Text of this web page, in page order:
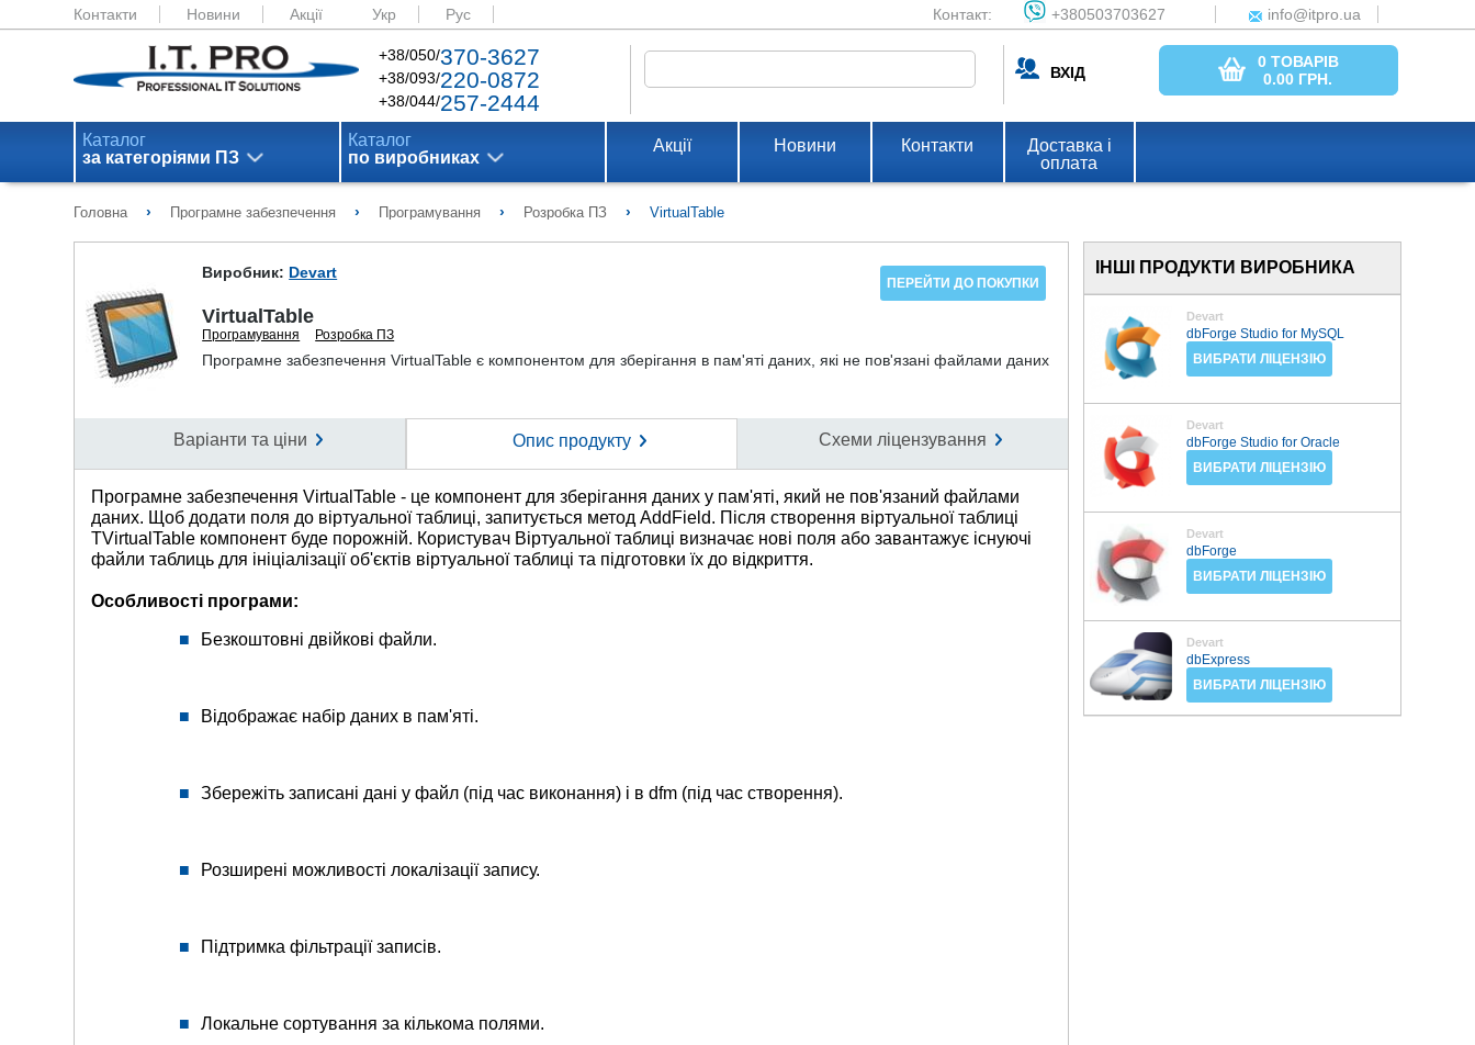
Контакти Новини Акції Укр Рус Контакт: +380503703627 info@itpro.ua
+38/050/370-3627
+38/093/220-0872
+38/044/257-2444
ВХІД
0 ТОВАРІВ
0.00 ГРН.
Каталог
за категоріями ПЗ
Каталог
по виробниках
Акції Новини Контакти
Доставка і
оплата
Головна › Програмне забезпечення › Програмування › Розробка ПЗ › VirtualTable
Виробник: Devart
ПЕРЕЙТИ ДО ПОКУПКИ
VirtualTable
Програмування Розробка ПЗ
Програмне забезпечення VirtualTable є компонентом для зберігання в пам'яті даних, які не пов'язані файлами даних
Варіанти та ціни Опис продукту Схеми ліцензування
Програмне забезпечення VirtualTable - це компонент для зберігання даних у пам'яті, який не пов'язаний файлами
даних. Щоб додати поля до віртуальної таблиці, запитується метод AddField. Після створення віртуальної таблиці
TVirtualTable компонент буде порожній. Користувач Віртуальної таблиці визначає нові поля або завантажує існуючі
файли таблиць для ініціалізації об'єктів віртуальної таблиці та підготовки їх до відкриття.
Особливості програми:
Безкоштовні двійкові файли.
Відображає набір даних в пам'яті.
Збережіть записані дані у файл (під час виконання) і в dfm (під час створення).
Розширені можливості локалізації запису.
Підтримка фільтрації записів.
Локальне сортування за кількома полями.
ІНШІ ПРОДУКТИ ВИРОБНИКА
Devart
dbForge Studio for MySQL
ВИБРАТИ ЛІЦЕНЗІЮ
Devart
dbForge Studio for Oracle
ВИБРАТИ ЛІЦЕНЗІЮ
Devart
dbForge
ВИБРАТИ ЛІЦЕНЗІЮ
Devart
dbExpress
ВИБРАТИ ЛІЦЕНЗІЮ